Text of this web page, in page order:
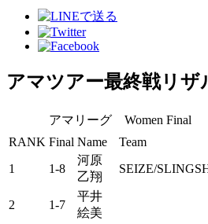
アマツアー最終戦リザ
アマリーグ Women Final
RANK Final Name Team
1
1-8
河原
乙翔
SEIZE/
2 1-7
平井
絵美